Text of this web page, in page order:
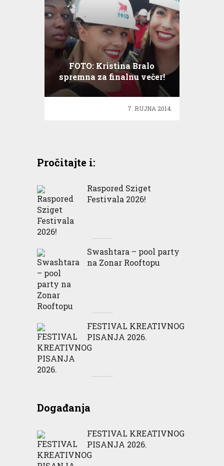
FOTO: Kristina Bralo
spremna za finalnu večer!
7. RUJNA 2014.
Pročitajte i:
Raspored Sziget
Festivala 2026!
Swashtara – pool party
na Zonar Rooftopu
FESTIVAL KREATIVNOG
PISANJA 2026.
Događanja
FESTIVAL KREATIVNOG
PISANJA 2026.